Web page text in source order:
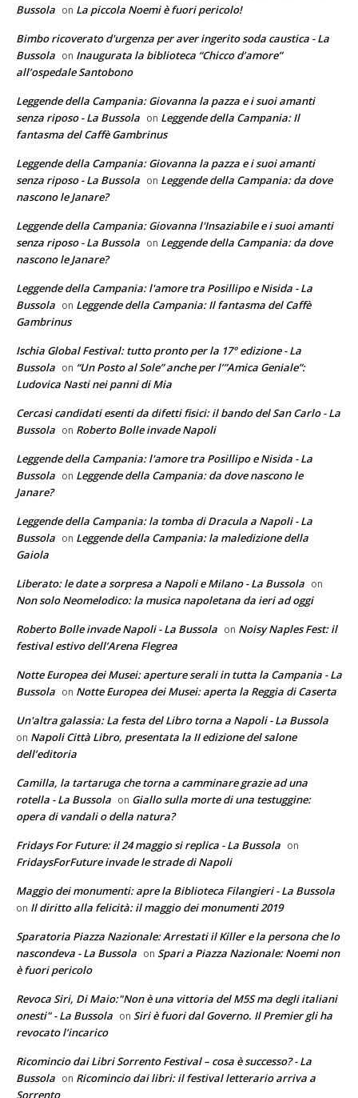
Bussola on La piccola Noemi è fuori pericolo!
Bimbo ricoverato d'urgenza per aver ingerito soda caustica - La
Bussola on Inaugurata la biblioteca “Chicco d’amore”
all’ospedale Santobono
Leggende della Campania: Giovanna la pazza e i suoi amanti
senza riposo - La Bussola on Leggende della Campania: Il
fantasma del Caffè Gambrinus
Leggende della Campania: Giovanna la pazza e i suoi amanti
senza riposo - La Bussola on Leggende della Campania: da dove
nascono le Janare?
Leggende della Campania: Giovanna l'Insaziabile e i suoi amanti
senza riposo - La Bussola on Leggende della Campania: da dove
nascono le Janare?
Leggende della Campania: l'amore tra Posillipo e Nisida - La
Bussola on Leggende della Campania: Il fantasma del Caffè
Gambrinus
Ischia Global Festival: tutto pronto per la 17° edizione - La
Bussola on “Un Posto al Sole” anche per l’”Amica Geniale”:
Ludovica Nasti nei panni di Mia
Cercasi candidati esenti da difetti fisici: il bando del San Carlo - La
Bussola on Roberto Bolle invade Napoli
Leggende della Campania: l'amore tra Posillipo e Nisida - La
Bussola on Leggende della Campania: da dove nascono le
Janare?
Leggende della Campania: la tomba di Dracula a Napoli - La
Bussola on Leggende della Campania: la maledizione della
Gaiola
Liberato: le date a sorpresa a Napoli e Milano - La Bussola on
Non solo Neomelodico: la musica napoletana da ieri ad oggi
Roberto Bolle invade Napoli - La Bussola on Noisy Naples Fest: il
festival estivo dell’Arena Flegrea
Notte Europea dei Musei: aperture serali in tutta la Campania - La
Bussola on Notte Europea dei Musei: aperta la Reggia di Caserta
Un'altra galassia: La festa del Libro torna a Napoli - La Bussola
on Napoli Città Libro, presentata la II edizione del salone
dell’editoria
Camilla, la tartaruga che torna a camminare grazie ad una
rotella - La Bussola on Giallo sulla morte di una testuggine:
opera di vandali o della natura?
Fridays For Future: il 24 maggio si replica - La Bussola on
FridaysForFuture invade le strade di Napoli
Maggio dei monumenti: apre la Biblioteca Filangieri - La Bussola
on Il diritto alla felicità: il maggio dei monumenti 2019
Sparatoria Piazza Nazionale: Arrestati il Killer e la persona che lo
nascondeva - La Bussola on Spari a Piazza Nazionale: Noemi non
è fuori pericolo
Revoca Siri, Di Maio:"Non è una vittoria del M5S ma degli italiani
onesti" - La Bussola on Siri è fuori dal Governo. Il Premier gli ha
revocato l’incarico
Ricomincio dai Libri Sorrento Festival – cosa è successo? - La
Bussola on Ricomincio dai libri: il festival letterario arriva a
Sorrento